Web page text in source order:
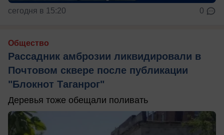
сегодня в 15:20 0
Общество
Рассадник амброзии ликвидировали в
Почтовом сквере после публикации
"Блокнот Таганрог"
Деревья тоже обещали поливать